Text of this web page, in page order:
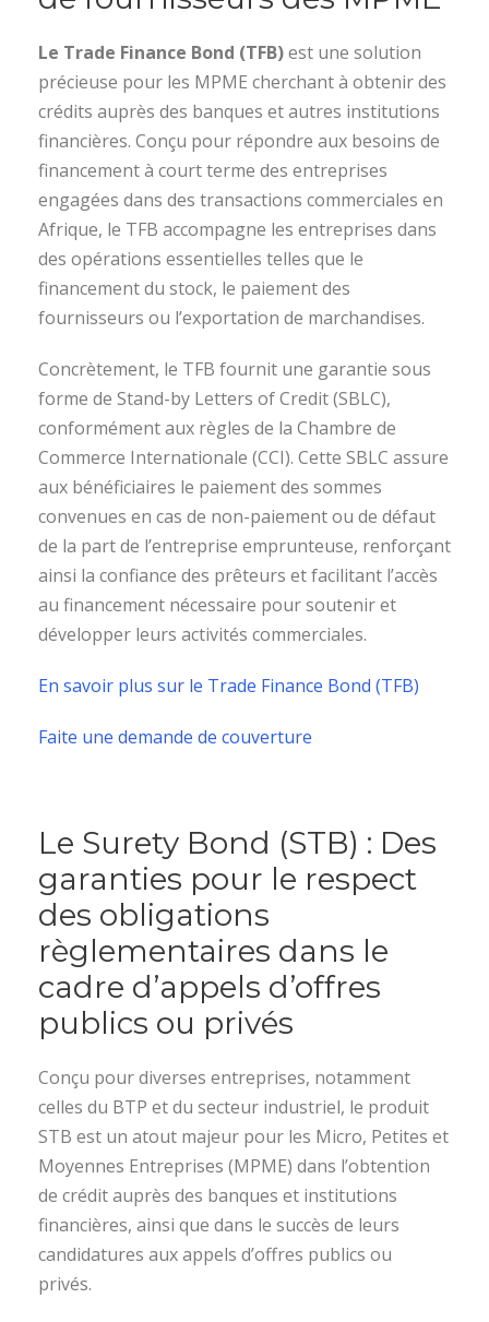
Le Trade Finance Bond (TFB)est une solution
précieuse pour les MPME cherchant à obtenir des
crédits auprès des banques et autres institutions
financières. Conçu pour répondre aux besoins de
financement à court terme des entreprises
engagées dans des transactions commerciales en
Afrique, le TFB accompagne les entreprises dans
des opérations essentielles telles que le
financement du stock, le paiement des
fournisseurs ou l’exportation de marchandises.
Concrètement, le TFB fournit une garantie sous
forme de Stand-by Letters of Credit (SBLC),
conformément aux règles de la Chambre de
Commerce Internationale (CCI). Cette SBLC assure
aux bénéficiaires le paiement des sommes
convenues en cas de non-paiement ou de défaut
de la part de l’entreprise emprunteuse, renforçant
ainsi la confiance des prêteurs et facilitant l’accès
au financement nécessaire pour soutenir et
développer leurs activités commerciales.
En savoir plus sur le Trade Finance Bond (TFB)
Faite une demande de couverture
Le Surety Bond (STB) : Des
garanties pour le respect
des obligations
règlementaires dans le
cadre d’appels d’offres
publics ou privés
Conçu pour diverses entreprises, notamment
celles du BTP et du secteur industriel, le produit
STB est un atout majeur pour les Micro, Petites et
Moyennes Entreprises (MPME) dans l’obtention
de crédit auprès des banques et institutions
financières, ainsi que dans le succès de leurs
candidatures aux appels d’offres publics ou
privés.